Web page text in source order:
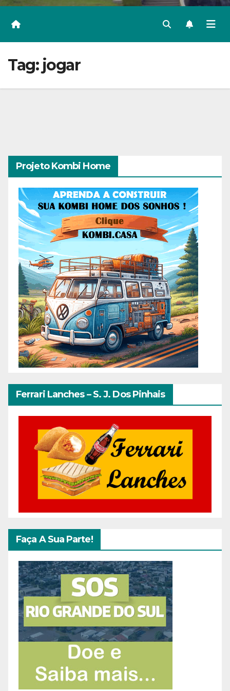
Tag: jogar
Projeto Kombi Home
Ferrari Lanches – S. J. Dos Pinhais
Faça A Sua Parte!